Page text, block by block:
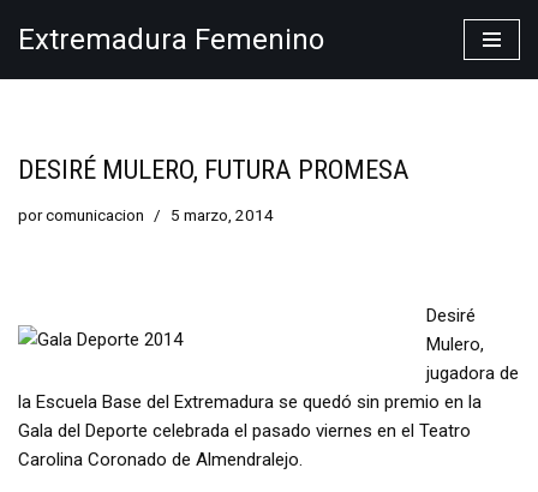
Extremadura Femenino
DESIRÉ MULERO, FUTURA PROMESA
porcomunicacion 5 marzo, 2014
Desiré
Mulero,
jugadora de
la Escuela Base del Extremadura se quedó sin premio en la
Gala del Deporte celebrada el pasado viernes en el Teatro
Carolina Coronado de Almendralejo.